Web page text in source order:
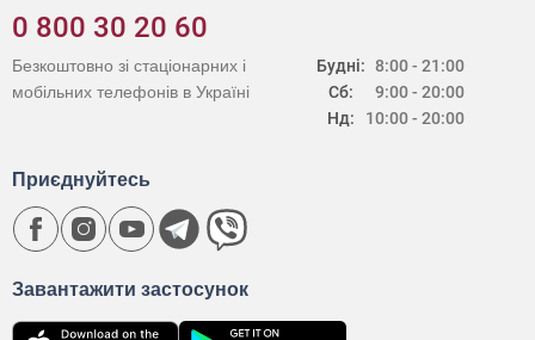
0 800 30 20 60
Будні:
Сб:
Нд:
8:00 - 21:00
9:00 - 20:00
10:00 - 20:00
Безкоштовно зі стаціонарних і
мобільних телефонів в Україні
Завантажити застосунок
Приєднуйтесь